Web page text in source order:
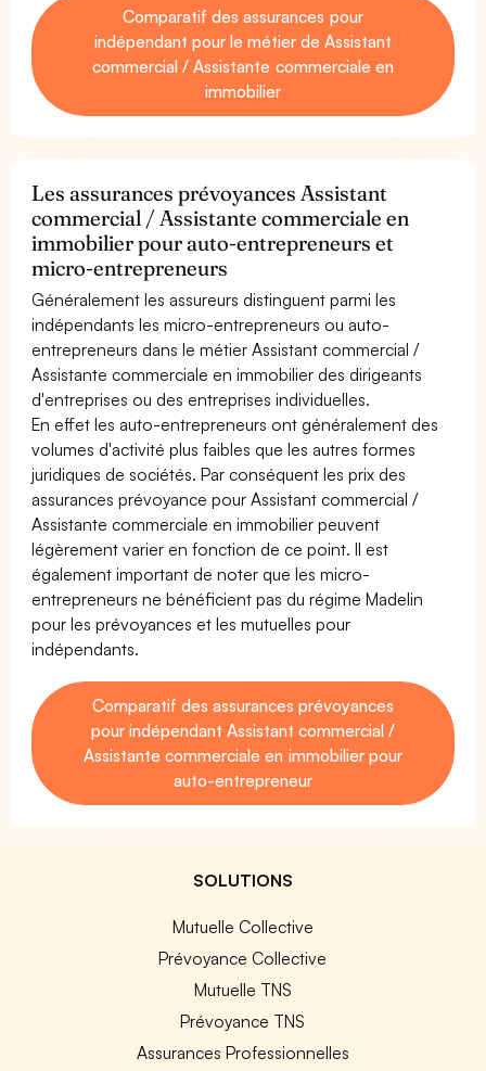
Comparatif des assurances pour
indépendant pour le métier de Assistant
commercial / Assistante commerciale en
immobilier
Les assurances prévoyances Assistant
commercial / Assistante commerciale en
immobilier pour auto-entrepreneurs et
micro-entrepreneurs
Généralement les assureurs distinguent parmi les
indépendants les micro-entrepreneurs ou auto-
entrepreneurs dans le métier Assistant commercial /
Assistante commerciale en immobilier des dirigeants
d'entreprises ou des entreprises individuelles.
En effet les auto-entrepreneurs ont généralement des
volumes d'activité plus faibles que les autres formes
juridiques de sociétés. Par conséquent les prix des
assurances prévoyance pour Assistant commercial /
Assistante commerciale en immobilier peuvent
légèrement varier en fonction de ce point. Il est
également important de noter que les micro-
entrepreneurs ne bénéficient pas du régime Madelin
pour les prévoyances et les mutuelles pour
indépendants.
Comparatif des assurances prévoyances
pour indépendant Assistant commercial /
Assistante commerciale en immobilier pour
auto-entrepreneur
SOLUTIONS
Mutuelle Collective
Prévoyance Collective
Mutuelle TNS
Prévoyance TNS
Assurances Professionnelles